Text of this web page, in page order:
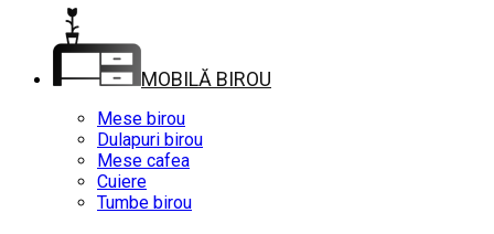
MOBILĂ BIROU
Mese birou
Dulapuri birou
Mese cafea
Cuiere
Tumbe birou